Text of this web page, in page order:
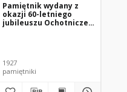
Pamiętnik wydany z
okazji 60-letniego
jubileuszu Ochotniczej
1927
pamiętniki